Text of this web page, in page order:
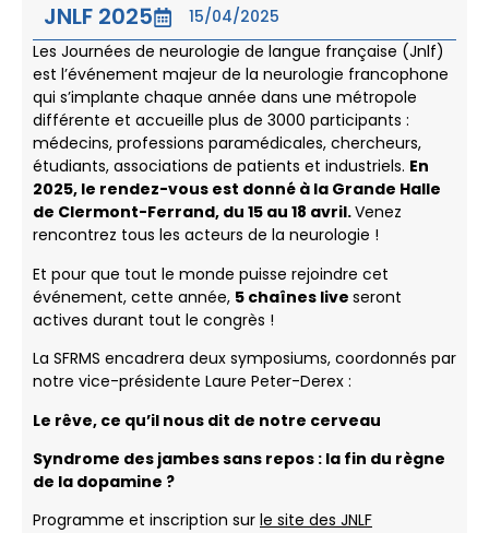
JNLF 2025
15/04/2025
Les Journées de neurologie de langue française (Jnlf)
est l’événement majeur de la neurologie francophone
qui s’implante chaque année dans une métropole
différente et accueille plus de 3000 participants :
médecins, professions paramédicales, chercheurs,
étudiants, associations de patients et industriels. En
2025, le rendez-vous est donné à la Grande Halle
de Clermont-Ferrand, du 15 au 18 avril.Venez
rencontrez tous les acteurs de la neurologie !
Et pour que tout le monde puisse rejoindre cet
événement, cette année, 5 chaînes live seront
actives durant tout le congrès !
La SFRMS encadrera deux symposiums, coordonnés par
notre vice-présidente Laure Peter-Derex :
Le rêve, ce qu’il nous dit de notre cerveau
Syndrome des jambes sans repos : la fin du règne
de la dopamine ?
Programme et inscription sur le site des JNLF